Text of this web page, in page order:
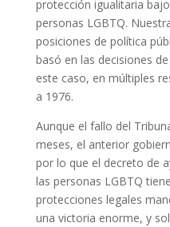
protección igualitaria
personas LGBTQ.
posiciones de política
basó en las decisiones
este caso, en múltiples
a 1976.
Aunque el fallo del
meses, el anterior
por lo que el decreto de
las personas LGBTQ
protecciones legales
una victoria enorme, y